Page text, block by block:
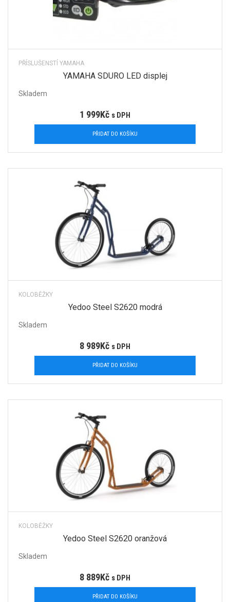
PŘÍSLUŠENSTÍ YAMAHA
YAMAHA SDURO LED displej
1 999Kč s DPH
Skladem
PŘIDAT DO KOŠÍKU
KOLOBĚŽKY
Yedoo Steel S2620 modrá
8 989Kč s DPH
Skladem
PŘIDAT DO KOŠÍKU
KOLOBĚŽKY
Yedoo Steel S2620 oranžová
8 889Kč s DPH
Skladem
PŘIDAT DO KOŠÍKU